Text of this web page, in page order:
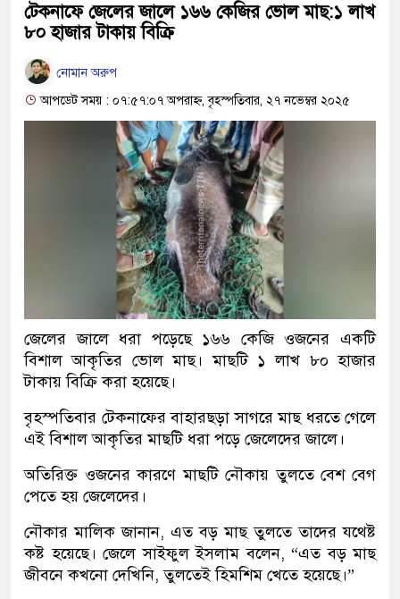
টেকনাফে জেলের জালে ১৬৬ কেজির ভোল মাছ:১ লাখ
৮০ হাজার টাকায় বিক্রি
নোমান অরুপ
আপডেট সময় : ০৭:৫৭:০৭ অপরাহ্ন, বৃহস্পতিবার, ২৭ নভেম্বর ২০২৫
জেলের জালে ধরা পড়েছে ১৬৬ কেজি ওজনের একটি
বিশাল আকৃতির ভোল মাছ। মাছটি ১ লাখ ৮০ হাজার
টাকায় বিক্রি করা হয়েছে।
বৃহস্পতিবার টেকনাফের বাহারছড়া সাগরে মাছ ধরতে গেলে
এই বিশাল আকৃতির মাছটি ধরা পড়ে জেলেদের জালে।
অতিরিক্ত ওজনের কারণে মাছটি নৌকায় তুলতে বেশ বেগ
পেতে হয় জেলেদের।
নৌকার মালিক জানান, এত বড় মাছ তুলতে তাদের যথেষ্ট
কষ্ট হয়েছে। জেলে সাইফুল ইসলাম বলেন, “এত বড় মাছ
জীবনে কখনো দেখিনি, তুলতেই হিমশিম খেতে হয়েছে।”